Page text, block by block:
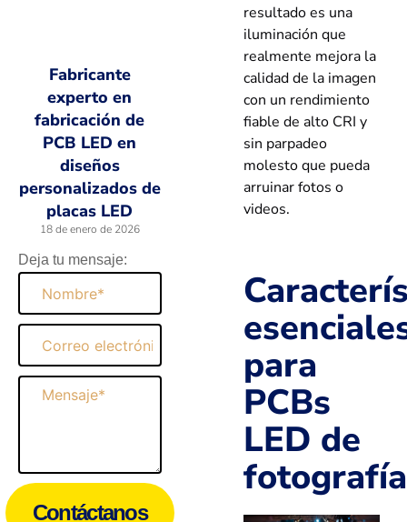
Fabricante
experto en
fabricación de
PCB LED en
diseños
personalizados de
placas LED
18 de enero de 2026
Deja tu mensaje:
Nombre
Correo
electrónico
Mensaje
Contáctanos
resultado es una
iluminación que
realmente mejora la
calidad de la imagen
con un rendimiento
fiable de alto CRI y
sin parpadeo
molesto que pueda
arruinar fotos o
videos.
para
PCBs
LED de
fotografía